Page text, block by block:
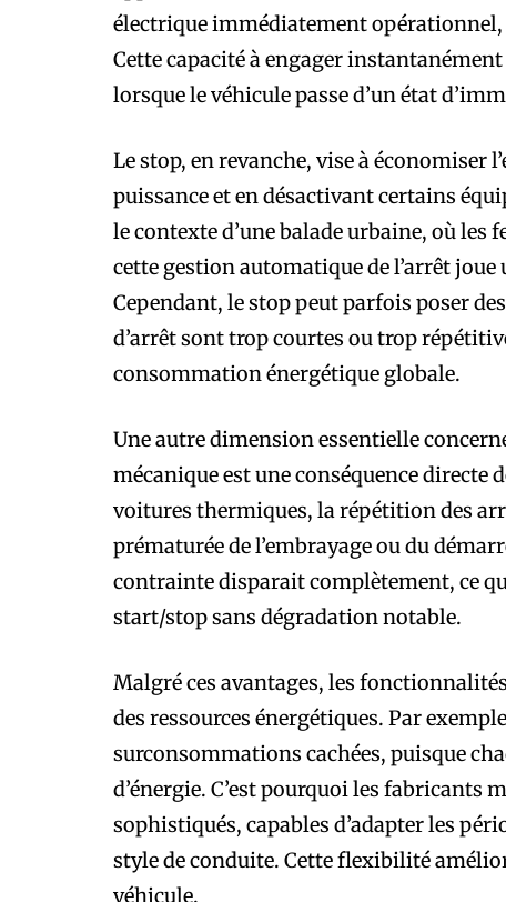
électrique immédiatement
Cette capacité à engager
lorsque le véhicule passe d’un état
Le stop, en revanche, vise à
puissance et en désactivant certains
le contexte d’une balade urbaine, où les
cette gestion automatique de l’arrêt
Cependant, le stop peut parfois poser
d’arrêt sont trop courtes ou trop
consommation énergétique globale.
Une autre dimension essentielle
mécanique est une conséquence directe
voitures thermiques, la répétition des
prématurée de l’embrayage ou du
contrainte disparait complètement, ce
start/stop sans dégradation notable.
Malgré ces avantages, les
des ressources énergétiques. Par
surconsommations cachées, puisque
d’énergie. C’est pourquoi les
sophistiqués, capables d’adapter les
style de conduite. Cette flexibilité
véhicule.